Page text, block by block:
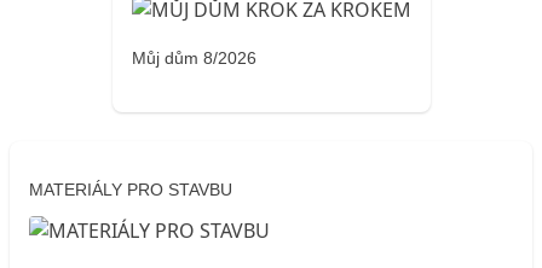
Můj dům 8/2026
MATERIÁLY PRO STAVBU